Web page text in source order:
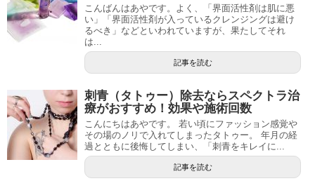
こんばんはあやです。よく、「界面活性剤は肌に悪
い」「界面活性剤が入っているクレンジングは避け
るべき」などといわれていますが、果たしてそれ
は...
記事を読む
刺青（タトゥー）除去ならスペクトラ治
療がおすすめ！効果や施術回数
こんにちはあやです。 若い頃にファッション感覚や
その場のノリで入れてしまったタトゥー。 年月の経
過とともに後悔してしまい、「刺青をキレイに...
記事を読む